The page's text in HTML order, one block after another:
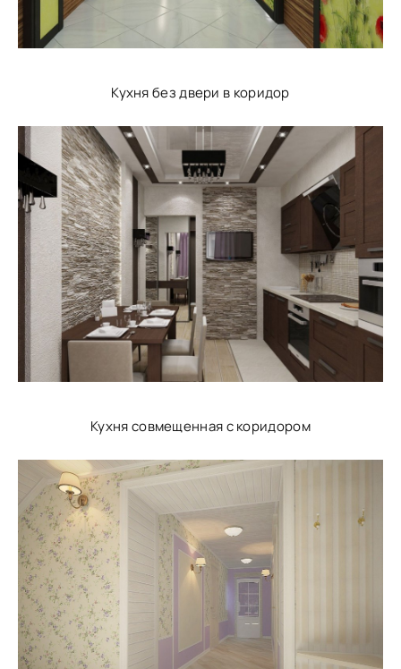
Кухня без двери в коридор
Кухня совмещенная с коридором